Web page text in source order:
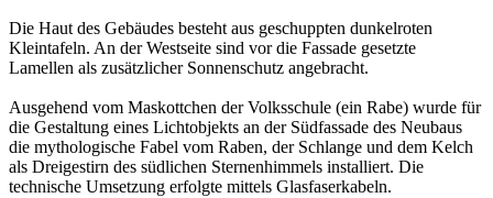
Die Haut des Gebäudes besteht aus geschuppten dunkelroten
Kleintafeln. An der Westseite sind vor die Fassade gesetzte
Lamellen als zusätzlicher Sonnenschutz angebracht.
Ausgehend vom Maskottchen der Volksschule (ein Rabe) wurde für
die Gestaltung eines Lichtobjekts an der Südfassade des Neubaus
die mythologische Fabel vom Raben, der Schlange und dem Kelch
als Dreigestirn des südlichen Sternenhimmels installiert. Die
technische Umsetzung erfolgte mittels Glasfaserkabeln.